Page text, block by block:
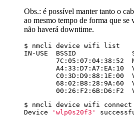
Obs.: é possível manter tanto o
ao mesmo tempo de forma que se
não haverá downtime.
7C:05:07:04:38:52
A4:33:D7:A7:EA:10
C0:3D:D9:88:1E:00
68:02:B8:28:9A:60
00:26:F2:6B:D6:F2
Device 'wlp0s20f3'